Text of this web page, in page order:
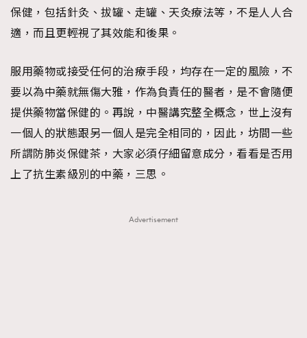
保健，包括針灸、拔罐、走罐、天灸療法等，不是人人合
適，而且更輕視了其效能和後果。
服用藥物或接受任何的治療手段，均存在一定的風險，不
要以為中藥就無傷大雅，作為負責任的醫者，是不會隨便
提供藥物當保健的。再說，中醫講究整全概念，世上沒有
一個人的狀態跟另一個人是完全相同的，因此，坊間一些
所謂防肺炎保健茶，大家必須仔細留意成分，看看是否用
上了抗生素級別的中藥，三思。
Advertisement